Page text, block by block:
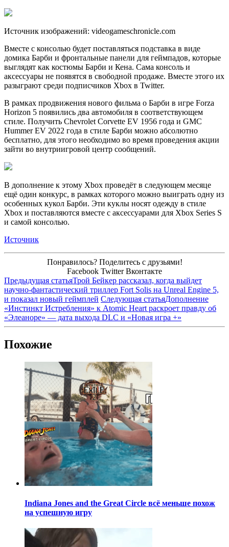
Источник изображений: videogameschronicle.com
Вместе с консолью будет поставляться подставка в виде
домика Барби и фронтальные панели для геймпадов, которые
выглядят как костюмы Барби и Кена. Сама консоль и
аксессуары не появятся в свободной продаже. Вместе этого их
разыграют среди подписчиков Xbox в Twitter.
В рамках продвижения нового фильма о Барби в игре Forza
Horizon 5 появились два автомобиля в соответствующем
стиле. Получить Chevrolet Corvette EV 1956 года и GMC
Hummer EV 2022 года в стиле Барби можно абсолютно
бесплатно, для этого необходимо во время проведения акции
зайти во внутриигровой центр сообщений.
В дополнение к этому Xbox проведёт в следующем месяце
ещё один конкурс, в рамках которого можно выиграть одну из
особенных кукол Барби. Эти куклы носят одежду в стиле
Xbox и поставляются вместе с аксессуарами для Xbox Series S
и самой консолью.
Источник
Понравилось? Поделитесь с друзьями!
Facebook Twitter Вконтакте
Предыдущая статьяТрой Бейкер рассказал, когда выйдет
научно-фантастический триллер Fort Solis на Unreal Engine 5,
и показал новый геймплей Следующая статьяДополнение
«Инстинкт Истребления» к Atomic Heart раскроет правду об
«Элеаноре» — дата выхода DLC и «Новая игра +»
Похожие
Indiana Jones and the Great Circle всё меньше похож
на успешную игру